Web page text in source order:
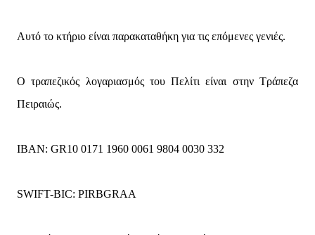
Αυτό το κτήριο είναι παρακαταθήκη για τις επόμενες γενιές.
Ο τραπεζικός λογαριασμός του Πελίτι είναι στην Τράπεζα
Πειραιώς.
IBAN: GR10 0171 1960 0061 9804 0030 332
SWIFT-BIC: PIRBGRAA